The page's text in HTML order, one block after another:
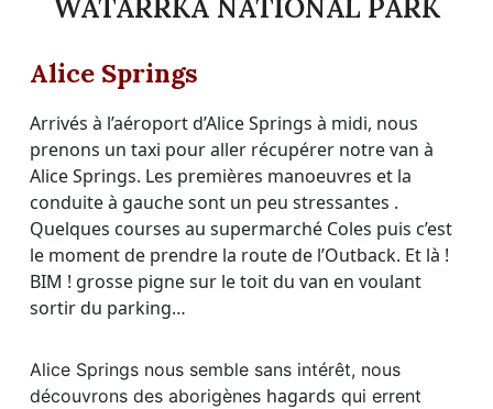
WATARRKA NATIONAL PARK
Alice Springs
Arrivés à l’aéroport d’Alice Springs à midi, nous
prenons un taxi pour aller récupérer notre van à
Alice Springs. Les premières manoeuvres et la
conduite à gauche sont un peu stressantes .
Quelques courses au supermarché Coles puis c’est
le moment de prendre la route de l’Outback. Et là !
BIM ! grosse pigne sur le toit du van en voulant
sortir du parking…
Alice Springs nous semble sans intérêt, nous
découvrons des aborigènes hagards qui errent